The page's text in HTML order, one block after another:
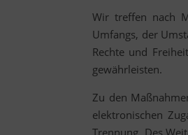
Wir treffen nach
Umfangs, der
Rechte und
gewährleisten.
Zu den
elektronischen
Trennung. Des